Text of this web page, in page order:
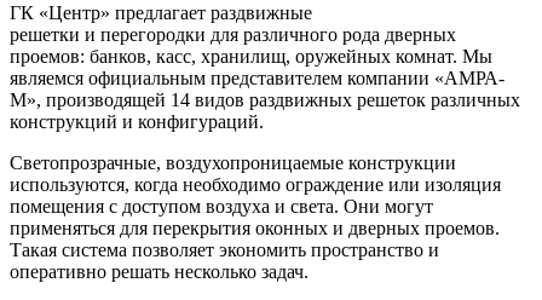
ГК «Центр» предлагает раздвижные
решетки и перегородки для различного рода дверных
проемов: банков, касс, хранилищ, оружейных комнат. Мы
являемся официальным представителем компании «АМРА-
М», производящей 14 видов раздвижных решеток различных
конструкций и конфигураций.
Светопрозрачные, воздухопроницаемые конструкции
используются, когда необходимо ограждение или изоляция
помещения с доступом воздуха и света. Они могут
применяться для перекрытия оконных и дверных проемов.
Такая система позволяет экономить пространство и
оперативно решать несколько задач.